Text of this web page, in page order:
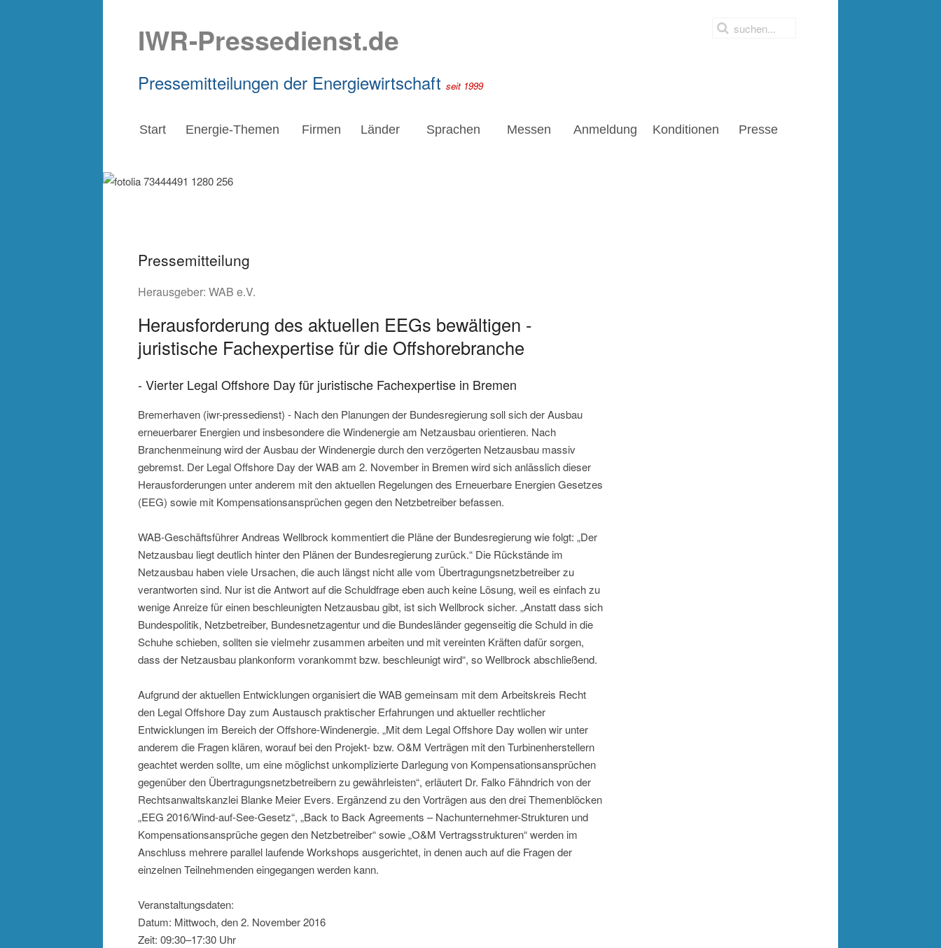
IWR-Pressedienst.de
Pressemitteilungen der Energiewirtschaft seit 1999
Start Energie-Themen Firmen Länder Sprachen Messen Anmeldung Konditionen Presse
Pressemitteilung
Herausgeber: WAB e.V.
Herausforderung des aktuellen EEGs bewältigen -
juristische Fachexpertise für die Offshorebranche
- Vierter Legal Offshore Day für juristische Fachexpertise in Bremen
Bremerhaven (iwr-pressedienst) - Nach den Planungen der Bundesregierung soll sich der Ausbau
erneuerbarer Energien und insbesondere die Windenergie am Netzausbau orientieren. Nach
Branchenmeinung wird der Ausbau der Windenergie durch den verzögerten Netzausbau massiv
gebremst. Der Legal Offshore Day der WAB am 2. November in Bremen wird sich anlässlich dieser
Herausforderungen unter anderem mit den aktuellen Regelungen des Erneuerbare Energien Gesetzes
(EEG) sowie mit Kompensationsansprüchen gegen den Netzbetreiber befassen.
WAB-Geschäftsführer Andreas Wellbrock kommentiert die Pläne der Bundesregierung wie folgt: „Der
Netzausbau liegt deutlich hinter den Plänen der Bundesregierung zurück.“ Die Rückstände im
Netzausbau haben viele Ursachen, die auch längst nicht alle vom Übertragungsnetzbetreiber zu
verantworten sind. Nur ist die Antwort auf die Schuldfrage eben auch keine Lösung, weil es einfach zu
wenige Anreize für einen beschleunigten Netzausbau gibt, ist sich Wellbrock sicher. „Anstatt dass sich
Bundespolitik, Netzbetreiber, Bundesnetzagentur und die Bundesländer gegenseitig die Schuld in die
Schuhe schieben, sollten sie vielmehr zusammen arbeiten und mit vereinten Kräften dafür sorgen,
dass der Netzausbau plankonform vorankommt bzw. beschleunigt wird“, so Wellbrock abschließend.
Aufgrund der aktuellen Entwicklungen organisiert die WAB gemeinsam mit dem Arbeitskreis Recht
den Legal Offshore Day zum Austausch praktischer Erfahrungen und aktueller rechtlicher
Entwicklungen im Bereich der Offshore-Windenergie. „Mit dem Legal Offshore Day wollen wir unter
anderem die Fragen klären, worauf bei den Projekt- bzw. O&M Verträgen mit den Turbinenherstellern
geachtet werden sollte, um eine möglichst unkomplizierte Darlegung von Kompensationsansprüchen
gegenüber den Übertragungsnetzbetreibern zu gewährleisten“, erläutert Dr. Falko Fähndrich von der
Rechtsanwaltskanzlei Blanke Meier Evers. Ergänzend zu den Vorträgen aus den drei Themenblöcken
„EEG 2016/Wind-auf-See-Gesetz“, „Back to Back Agreements – Nachunternehmer-Strukturen und
Kompensationsansprüche gegen den Netzbetreiber“ sowie „O&M Vertragsstrukturen“ werden im
Anschluss mehrere parallel laufende Workshops ausgerichtet, in denen auch auf die Fragen der
einzelnen Teilnehmenden eingegangen werden kann.
Veranstaltungsdaten:
Datum: Mittwoch, den 2. November 2016
Zeit: 09:30–17:30 Uhr